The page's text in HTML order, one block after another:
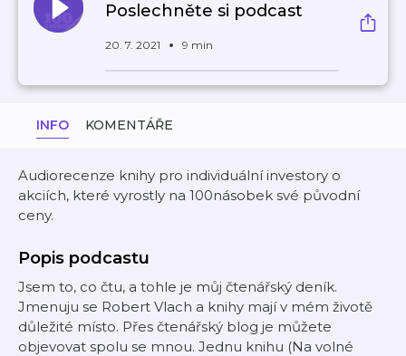
Poslechněte si podcast
20. 7. 2021 9 min
INFO KOMENTÁŘE
Audiorecenze knihy pro individuální investory o
akciích, které vyrostly na 100násobek své původní
ceny.
Popis podcastu
Jsem to, co čtu, a tohle je můj čtenářský deník.
Jmenuju se Robert Vlach a knihy mají v mém životě
důležité místo. Přes čtenářský blog je můžete
objevovat spolu se mnou. Jednu knihu (Na volné